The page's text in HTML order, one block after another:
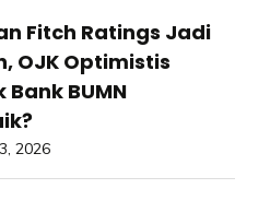
Fitch Ratings Jadi
OJK Optimistis
Bank BUMN
2026